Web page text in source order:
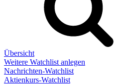
Übersicht
Weitere Watchlist anlegen
Nachrichten-Watchlist
Aktienkurs-Watchlist